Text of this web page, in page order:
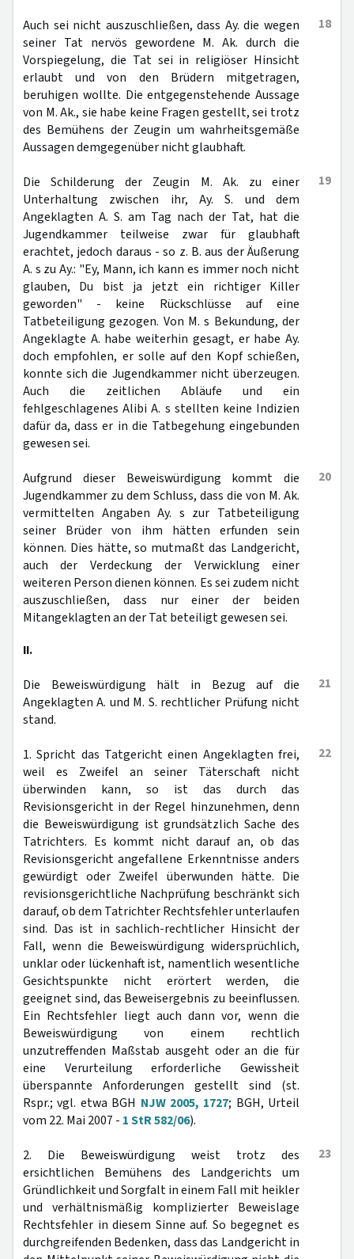
18
Auch sei nicht auszuschließen, dass Ay. die wegen
seiner Tat nervös gewordene M. Ak. durch die
Vorspiegelung, die Tat sei in religiöser Hinsicht
erlaubt und von den Brüdern mitgetragen,
beruhigen wollte. Die entgegenstehende Aussage
von M. Ak., sie habe keine Fragen gestellt, sei trotz
des Bemühens der Zeugin um wahrheitsgemäße
Aussagen demgegenüber nicht glaubhaft.
19
Die Schilderung der Zeugin M. Ak. zu einer
Unterhaltung zwischen ihr, Ay. S. und dem
Angeklagten A. S. am Tag nach der Tat, hat die
Jugendkammer teilweise zwar für glaubhaft
erachtet, jedoch daraus - so z. B. aus der Äußerung
A. s zu Ay.: "Ey, Mann, ich kann es immer noch nicht
glauben, Du bist ja jetzt ein richtiger Killer
geworden" - keine Rückschlüsse auf eine
Tatbeteiligung gezogen. Von M. s Bekundung, der
Angeklagte A. habe weiterhin gesagt, er habe Ay.
doch empfohlen, er solle auf den Kopf schießen,
konnte sich die Jugendkammer nicht überzeugen.
Auch die zeitlichen Abläufe und ein
fehlgeschlagenes Alibi A. s stellten keine Indizien
dafür da, dass er in die Tatbegehung eingebunden
gewesen sei.
20
Aufgrund dieser Beweiswürdigung kommt die
Jugendkammer zu dem Schluss, dass die von M. Ak.
vermittelten Angaben Ay. s zur Tatbeteiligung
seiner Brüder von ihm hätten erfunden sein
können. Dies hätte, so mutmaßt das Landgericht,
auch der Verdeckung der Verwicklung einer
weiteren Person dienen können. Es sei zudem nicht
auszuschließen, dass nur einer der beiden
Mitangeklagten an der Tat beteiligt gewesen sei.
II.
21
Die Beweiswürdigung hält in Bezug auf die
Angeklagten A. und M. S. rechtlicher Prüfung nicht
stand.
22
1. Spricht das Tatgericht einen Angeklagten frei,
weil es Zweifel an seiner Täterschaft nicht
überwinden kann, so ist das durch das
Revisionsgericht in der Regel hinzunehmen, denn
die Beweiswürdigung ist grundsätzlich Sache des
Tatrichters. Es kommt nicht darauf an, ob das
Revisionsgericht angefallene Erkenntnisse anders
gewürdigt oder Zweifel überwunden hätte. Die
revisionsgerichtliche Nachprüfung beschränkt sich
darauf, ob dem Tatrichter Rechtsfehler unterlaufen
sind. Das ist in sachlich-rechtlicher Hinsicht der
Fall, wenn die Beweiswürdigung widersprüchlich,
unklar oder lückenhaft ist, namentlich wesentliche
Gesichtspunkte nicht erörtert werden, die
geeignet sind, das Beweisergebnis zu beeinflussen.
Ein Rechtsfehler liegt auch dann vor, wenn die
Beweiswürdigung von einem rechtlich
unzutreffenden Maßstab ausgeht oder an die für
eine Verurteilung erforderliche Gewissheit
überspannte Anforderungen gestellt sind (st.
Rspr.; vgl. etwa BGH NJW 2005, 1727; BGH, Urteil
vom 22. Mai 2007 - 1 StR 582/06).
23
2. Die Beweiswürdigung weist trotz des
ersichtlichen Bemühens des Landgerichts um
Gründlichkeit und Sorgfalt in einem Fall mit heikler
und verhältnismäßig komplizierter Beweislage
Rechtsfehler in diesem Sinne auf. So begegnet es
durchgreifenden Bedenken, dass das Landgericht in